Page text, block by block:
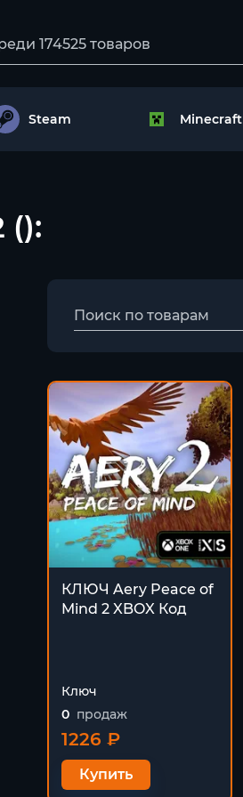
Steam Minecraft
():
КЛЮЧ Aery Peace of
Mind 2 XBOX Код
Ключ
0 продаж
1226 ₽
Купить